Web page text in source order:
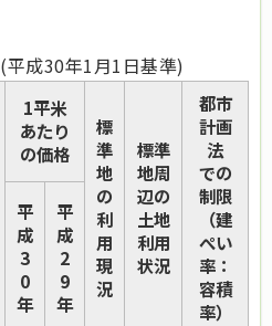
(平成30年1月1日基準)
1平米
あたり
の価格
標
準
地
の
利
用
現
況
標準
地周
辺の
土地
利用
状況
都市
計画
法
での
制限
（建
ぺい
率：
容積
率）
平
成
3
0
年
平
成
2
9
年